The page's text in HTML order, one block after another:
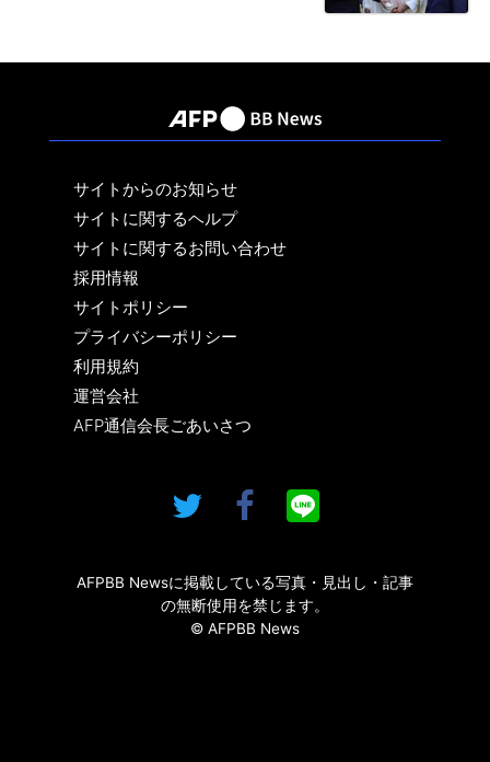
サイトからのお知らせ
サイトに関するヘルプ
サイトに関するお問い合わせ
採用情報
サイトポリシー
プライバシーポリシー
利用規約
運営会社
AFP通信会長ごあいさつ
AFPBB Newsに掲載している写真・見出し・記事
の無断使用を禁じます。
© AFPBB News